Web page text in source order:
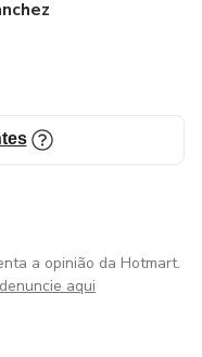
a opinião da Hotmart.
denuncie aqui